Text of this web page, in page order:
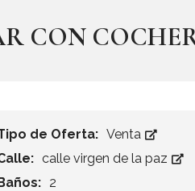
CON
de Oferta: Venta
calle virgen de la paz
2